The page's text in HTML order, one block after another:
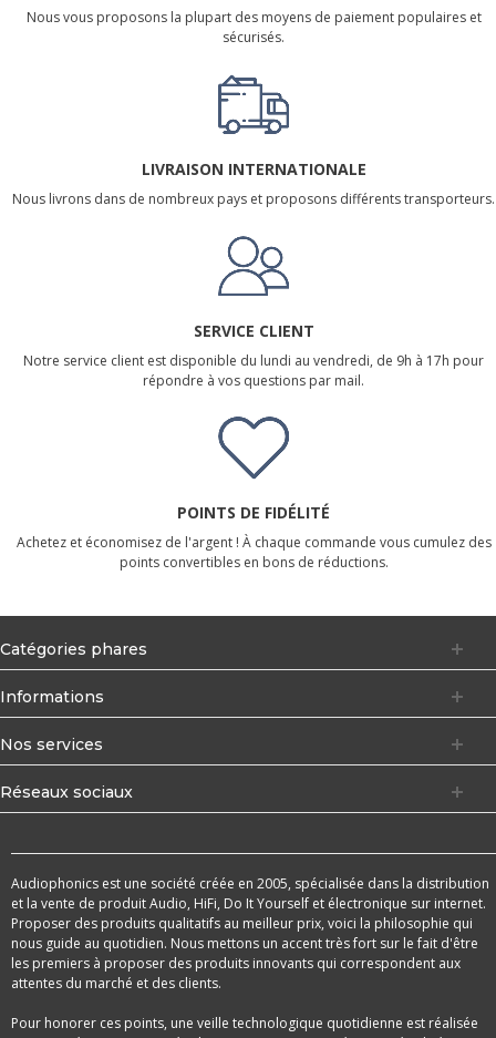
Nous vous proposons la plupart des moyens de paiement populaires et
sécurisés.
LIVRAISON INTERNATIONALE
Nous livrons dans de nombreux pays et proposons différents transporteurs.
SERVICE CLIENT
Notre service client est disponible du lundi au vendredi, de 9h à 17h pour
répondre à vos questions par mail.
POINTS DE FIDÉLITÉ
Achetez et économisez de l'argent ! À chaque commande vous cumulez des
points convertibles en bons de réductions.
Catégories phares
Informations
Nos services
Réseaux sociaux
Audiophonics est une société créée en 2005, spécialisée dans la distribution
et la vente de produit Audio, HiFi, Do It Yourself et électronique sur internet.
Proposer des produits qualitatifs au meilleur prix, voici la philosophie qui
nous guide au quotidien. Nous mettons un accent très fort sur le fait d'être
les premiers à proposer des produits innovants qui correspondent aux
attentes du marché et des clients.
Pour honorer ces points, une veille technologique quotidienne est réalisée